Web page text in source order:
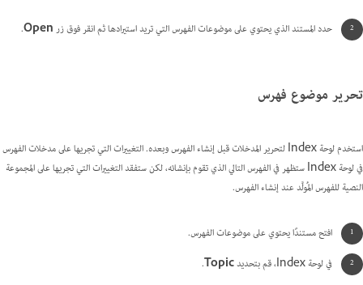
حدد المستند الذي يحتوي على موضوعات الفهرس التي تريد استيرادها ثم انقر فوق زرOpen
.
تحرير موضوع فهرس
استخدم لوحة Index لتحرير المدخلات قبل إنشاء الفهرس وبعده. التغييرات التي تجريها على مدخلات الفهرس
في لوحة Index ستظهر في الفهرس التالي الذي تقوم بإنشائه، لكن ستفقد التغييرات التي تجريها على المجموعة
النصية للفهرس المُولَّد عند إنشاء الفهرس.
افتح مستندًا يحتوي على موضوعات الفهرس.
في لوحة Index، قم بتحديد
Topic
.